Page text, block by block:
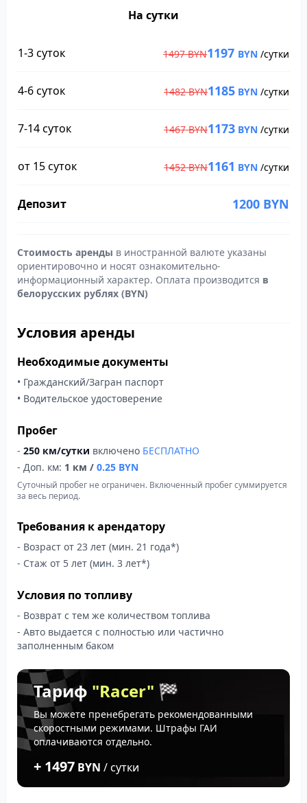
На сутки
1-3 суток 1497BYN1197 BYN /сутки
4-6 суток 1482BYN1185 BYN /сутки
7-14 суток 1467BYN1173 BYN /сутки
от 15 суток 1452BYN1161 BYN /сутки
Депозит 1200 BYN
Стоимость аренды в иностранной валюте указаны
ориентировочно и носят ознакомительно-
информационный характер. Оплата производится в
белорусских рублях (BYN)
Условия аренды
Необходимые документы
• Гражданский/Загран паспорт
• Водительское удостоверение
Пробег
- 250 км/сутки включено БЕСПЛАТНО
- Доп. км: 1 км / 0.25 BYN
Суточный пробег не ограничен. Включенный пробег суммируется
за весь период.
Требования к арендатору
- Возраст от 23 лет (мин. 21 года*)
- Стаж от 5 лет (мин. 3 лет*)
Условия по топливу
- Возврат с тем же количеством топлива
- Авто выдается с полностью или частично
заполненным баком
Тариф "Racer" 🏁
Вы можете пренебрегать рекомендованными
скоростными режимами. Штрафы ГАИ
оплачиваются отдельно.
+ 1497 BYN / сутки